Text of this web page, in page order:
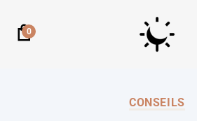
0
CONSEILS